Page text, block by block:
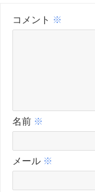
コメント ※
名前 ※
メール ※